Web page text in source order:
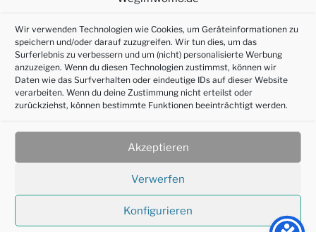
Wir verwenden Technologien wie Cookies, um Geräteinformationen zu
speichern und/oder darauf zuzugreifen. Wir tun dies, um das
Surferlebnis zu verbessern und um (nicht) personalisierte Werbung
anzuzeigen. Wenn du diesen Technologien zustimmst, können wir
Daten wie das Surfverhalten oder eindeutige IDs auf dieser Website
verarbeiten. Wenn du deine Zustimmung nicht erteilst oder
zurückziehst, können bestimmte Funktionen beeinträchtigt werden.
Akzeptieren
Verwerfen
Konfigurieren
Impressum
Cookie-Richtlinie (EU)
©2016-2025 joepl-design